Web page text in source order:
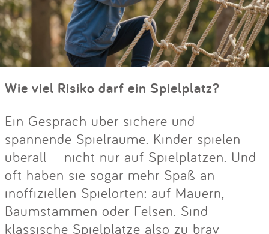
Wie viel Risiko darf ein Spielplatz?
Ein Gespräch über sichere und
spannende Spielräume. Kinder spielen
überall – nicht nur auf Spielplätzen. Und
oft haben sie sogar mehr Spaß an
inoffiziellen Spielorten: auf Mauern,
Baumstämmen oder Felsen. Sind
klassische Spielplätze also zu brav